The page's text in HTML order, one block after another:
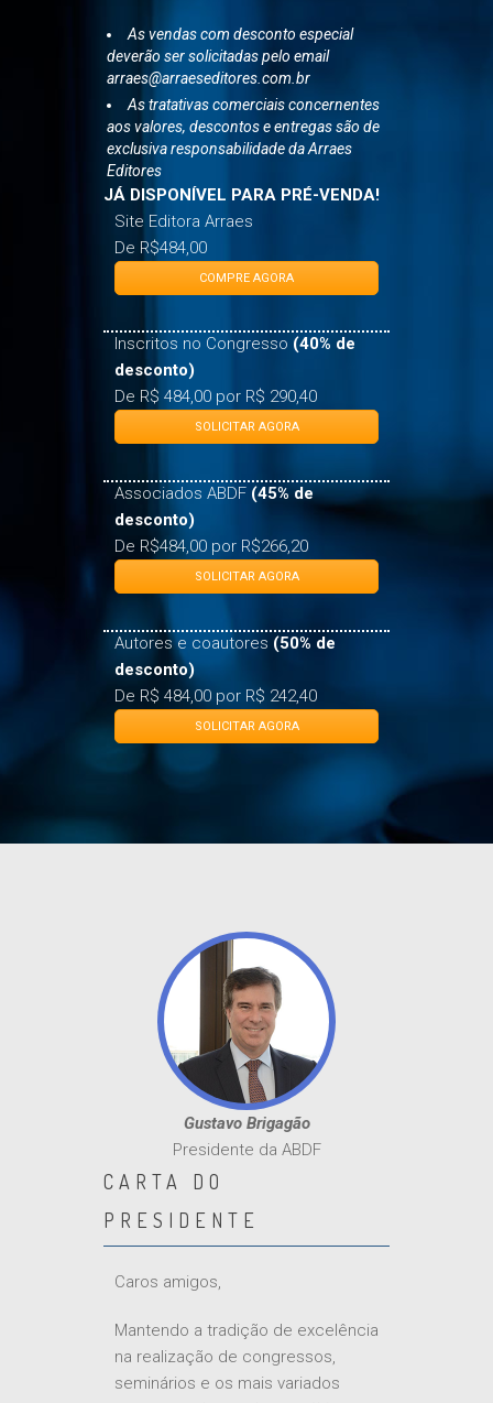
As vendas com desconto especial
deverão ser solicitadas pelo email
arraes@arraeseditores.com.br
As tratativas comerciais concernentes
aos valores, descontos e entregas são de
exclusiva responsabilidade da Arraes
Editores
JÁ DISPONÍVEL PARA PRÉ-VENDA!
Site Editora Arraes
De R$484,00
Inscritos no Congresso
desconto)
De R$ 484,00 por R$ 290,40
Associados ABDF
desconto)
De R$484,00 por R$266,20
Autores e coautores
desconto)
De R$ 484,00 por R$ 242,40
Gustavo Brigagão
Presidente da ABDF
PRESIDENTE
Mantendo a tradição de excelência
na realização de congressos,